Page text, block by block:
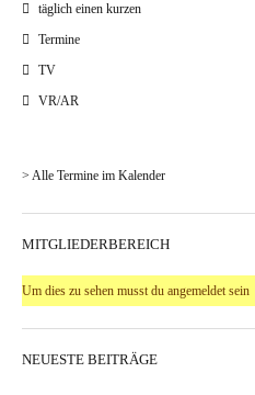
täglich einen kurzen
Termine
TV
VR/AR
> Alle Termine im Kalender
MITGLIEDERBEREICH
Um dies zu sehen musst du angemeldet sein
NEUESTE BEITRÄGE